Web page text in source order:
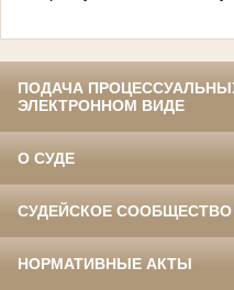
ПОДАЧА
ЭЛЕКТРОННОМ ВИДЕ
О СУДЕ
СУДЕЙСКОЕ СООБЩЕСТВО
НОРМАТИВНЫЕ АКТЫ